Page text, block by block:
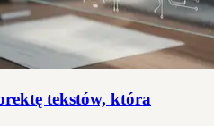
tekstów, która